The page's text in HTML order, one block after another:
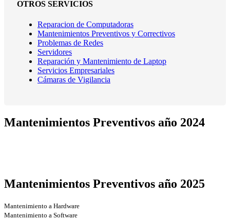
OTROS SERVICIOS
Reparacion de Computadoras
Mantenimientos Preventivos y Correctivos
Problemas de Redes
Servidores
Reparación y Mantenimiento de Laptop
Servicios Empresariales
Cámaras de Vigilancia
Mantenimientos Preventivos año 2024
Mantenimientos Preventivos año 2025
Mantenimiento a Hardware
Mantenimiento a Software